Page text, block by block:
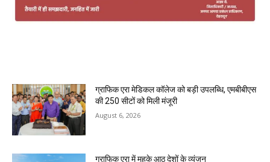
ग्राफिक एरा मेडिकल कॉलेज को बड़ी उपलब्धि, एमबीबीएस
की 250 सीटों को मिली मंजूरी
August 6, 2026
ग्राफिक एरा में महके आठ देशों के व्यंजन